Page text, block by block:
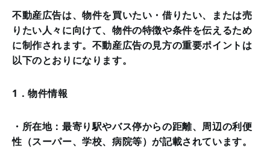
不動産広告は、物件を買いたい・借りたい、または売
りたい人々に向けて、物件の特徴や条件を伝えるため
に制作されます。不動産広告の見方の重要ポイントは
以下のとおりになります。
1．物件情報
・所在地：最寄り駅やバス停からの距離、周辺の利便
性（スーパー、学校、病院等）が記載されています。